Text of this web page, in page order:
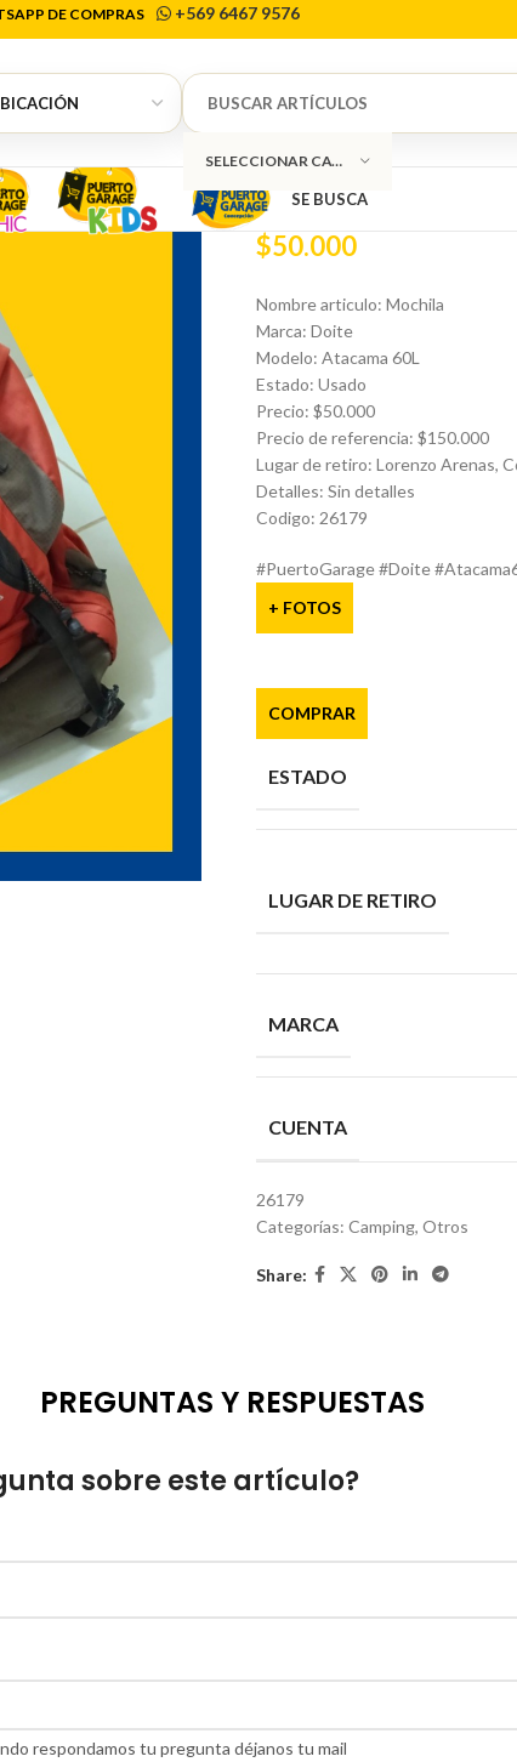
DE COMPRAS +569 6467 9576
SELECCIONAR CATEGORÍA
SE BUSCA
Inicio Otros Camping Mochila
0
Mochila
$50.000
Nombre articulo: Mochila
Marca: Doite
Modelo: Atacama 60L
Estado: Usado
Precio: $50.000
Precio de referencia: $150.000
Lugar de retiro: Lorenzo Arenas,
Detalles: Sin detalles
Codigo: 26179
#PuertoGarage #Doite
+ FOTOS
COMPRAR
ESTADO
LUGAR DE RETIRO
MARCA
CUENTA
26179
Categorías: Camping, Otros
Share:
PREGUNTAS Y RESPUESTAS
sobre este artículo?
respondamos tu pregunta déjanos tu mail